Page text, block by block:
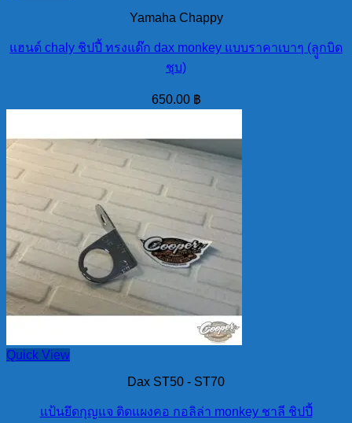
Yamaha Chappy
แฮนด์ chaly ชิปปี้ ทรงแด๊ก dax monkey แบบราคาเบาๆ (ลุูกบิด
ชุบ)
650.00 ฿
Quick View
Dax ST50 - ST70
แป้นยึดกุญแจ ติดแผงคอ กอลิล่า monkey ชาลี ชิปปี้